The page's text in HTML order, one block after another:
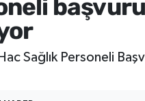
Sağlık Personeli